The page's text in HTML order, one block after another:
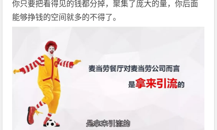
你只要把看得见的钱都分掉，聚集了庞大的量，你后面
能够挣钱的空间就多的不得了。